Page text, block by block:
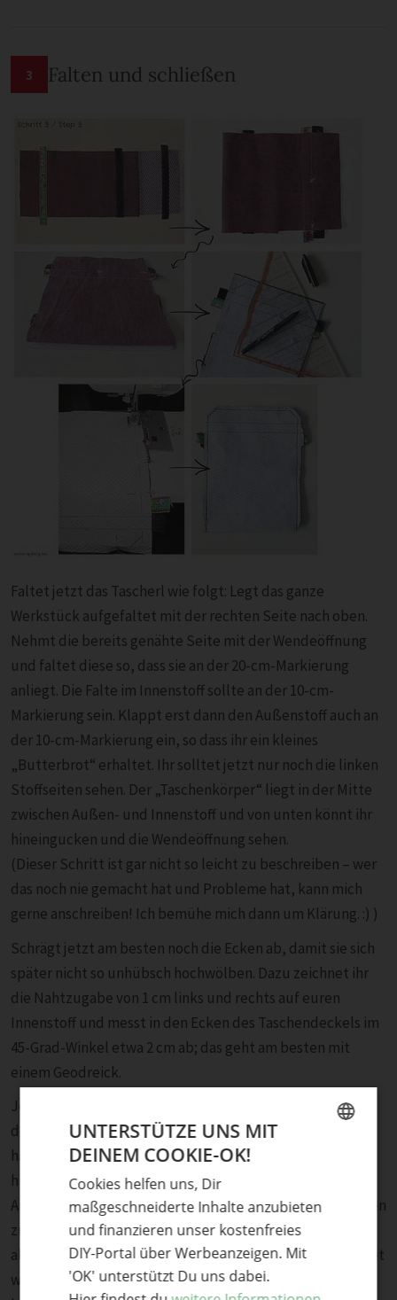
3 Falten und schließen
Faltet jetzt das Tascherl wie folgt: Legt das ganze
Werkstück aufgefaltet mit der rechten Seite nach oben.
Nehmt die bereits genähte Seite mit der Wendeöffnung
und faltet diese so, dass sie an der 20-cm-Markierung
anliegt. Die Falte im Innenstoff sollte an der 10-cm-
Markierung sein. Klappt erst dann den Außenstoff auch an
der 10-cm-Markierung ein, so dass ihr ein kleines
„Butterbrot“ erhaltet. Ihr solltet jetzt nur noch die linken
Stoffseiten sehen. Der „Taschenkörper“ liegt in der Mitte
zwischen Außen- und Innenstoff und von unten könnt ihr
hineingucken und die Wendeöffnung sehen.
(Dieser Schritt ist gar nicht so leicht zu beschreiben – wer
das noch nie gemacht hat und Probleme hat, kann mich
gerne anschreiben! Ich bemühe mich dann um Klärung. :) )
Schrägt jetzt am besten noch die Ecken ab, damit sie sich
später nicht so unhübsch hochwölben. Dazu zeichnet ihr
die Nahtzugabe von 1 cm links und rechts auf euren
Innenstoff und messt in den Ecken des Taschendeckels im
45-Grad-Winkel etwa 2 cm ab; das geht am besten mit
einem Geodreick.
Jetzt wird genäht – und zwar nur die langen Seiten und
der Deckel, an dem ihr eben die zwei Ecken abgetragen
habt. Unten bleibt die Tasche offen; da, wo man
hineingucken kann.
Anschließend könnt ihr noch die Nahtzugaben ein bisschen
zurück schneiden (nicht auf weniger als 0,5 cm), damit
alles ein wenig hübscher aussieht, wenn das Teil gewendet
wurde. An den Ecken könnt ihr ein bisschen näher
UNTERSTÜTZE UNS MIT
DEINEM COOKIE-OK!
Cookies helfen uns, Dir
maßgeschneiderte Inhalte anzubieten
und finanzieren unser kostenfreies
DIY-Portal über Werbeanzeigen. Mit
'OK' unterstützt Du uns dabei.